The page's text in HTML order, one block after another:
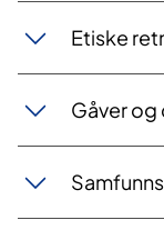
Etiske
Gåver og